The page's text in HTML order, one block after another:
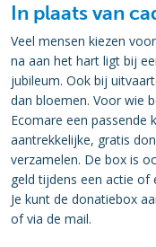
In plaats van
Veel mensen kiezen
na aan het hart ligt bij
jubileum. Ook bij
dan bloemen. Voor wie
Ecomare een passende
aantrekkelijke, gratis
verzamelen. De box is
geld tijdens een actie
Je kunt de donatiebox
of via de mail.